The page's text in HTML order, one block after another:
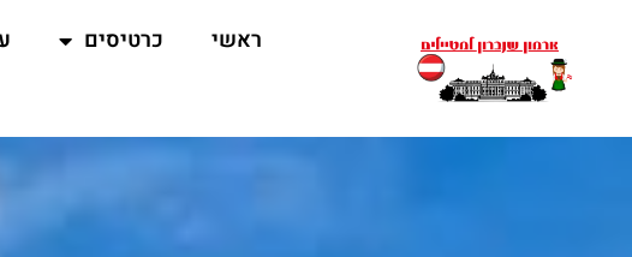
ראשי כרטיסים